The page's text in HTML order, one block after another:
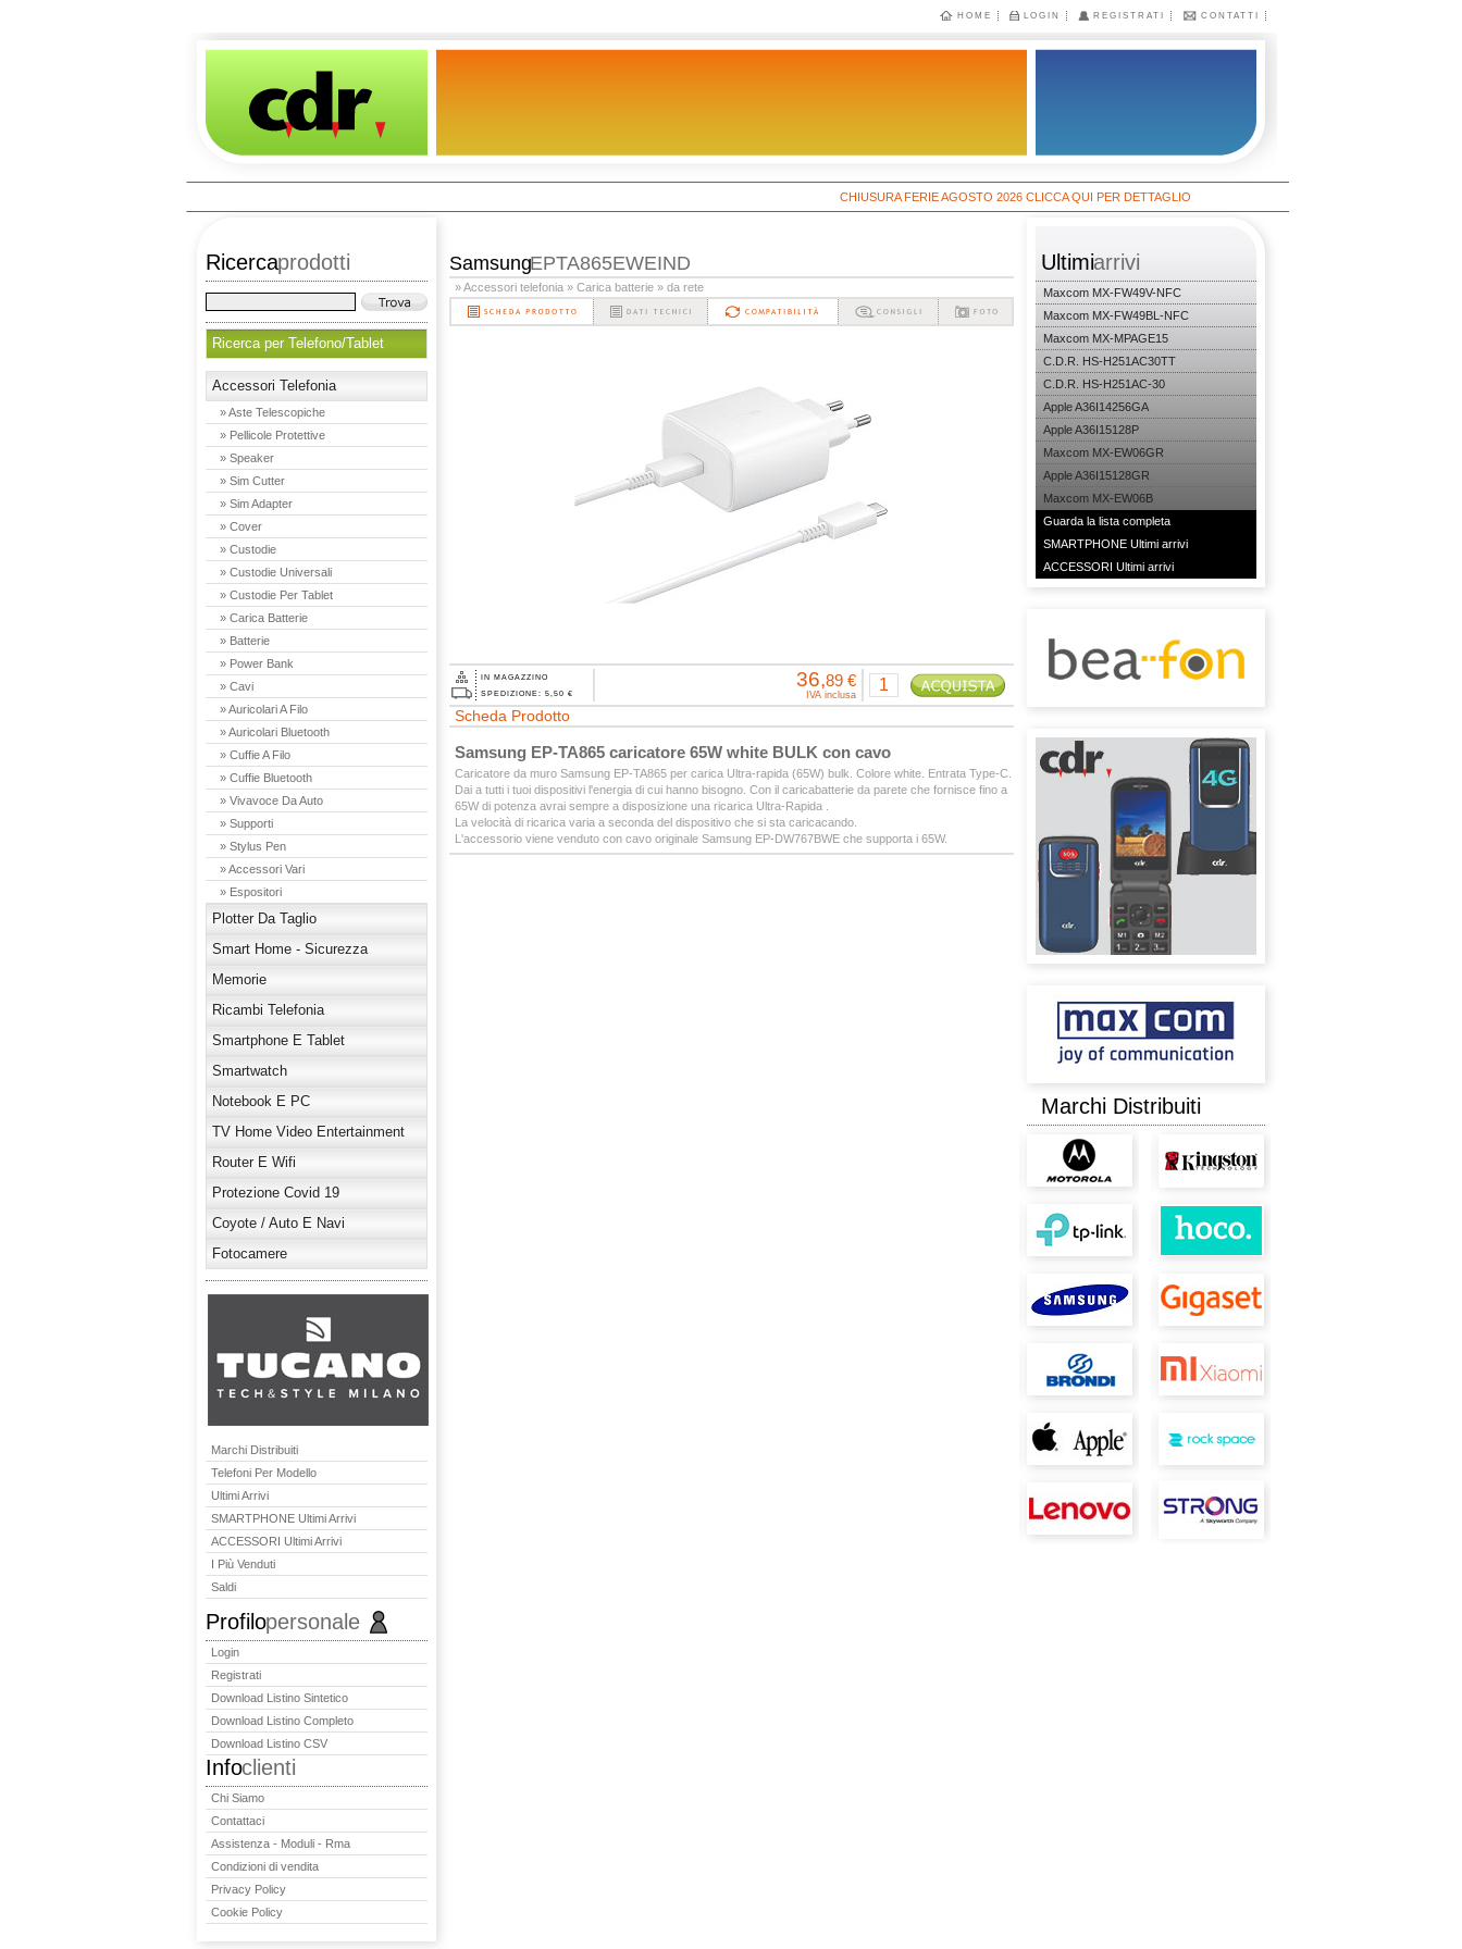
HOME LOGIN REGISTRATI CONTATTI
CHIUSURA FERIE AGOSTO 2026 CLICCA QUI PER DETTAGLIO
Ricercaprodotti
Ricerca per Telefono/Tablet
Accessori Telefonia
» Aste Telescopiche
» Pellicole Protettive
» Speaker
» Sim Cutter
» Sim Adapter
» Cover
» Custodie
» Custodie Universali
» Custodie Per Tablet
» Carica Batterie
» Batterie
» Power Bank
» Cavi
» Auricolari A Filo
» Auricolari Bluetooth
» Cuffie A Filo
» Cuffie Bluetooth
» Vivavoce Da Auto
» Supporti
» Stylus Pen
» Accessori Vari
» Espositori
Plotter Da Taglio
Smart Home - Sicurezza
Memorie
Ricambi Telefonia
Smartphone E Tablet
Smartwatch
Notebook E PC
TV Home Video Entertainment
Router E Wifi
Protezione Covid 19
Coyote / Auto E Navi
Fotocamere
Marchi Distribuiti
Telefoni Per Modello
Ultimi Arrivi
SMARTPHONE Ultimi Arrivi
ACCESSORI Ultimi Arrivi
I Più Venduti
Saldi
Profilopersonale
Login
Registrati
Download Listino Sintetico
Download Listino Completo
Download Listino CSV
Infoclienti
Chi Siamo
Contattaci
Assistenza - Moduli - Rma
Condizioni di vendita
Privacy Policy
Cookie Policy
SamsungEPTA865EWEIND
» Accessori telefonia » Carica batterie » da rete
IN MAGAZZINO
SPEDIZIONE: 5,50 €
36,89 €
IVA inclusa
Scheda Prodotto
Samsung EP-TA865 caricatore 65W white BULK con cavo
Caricatore da muro Samsung EP-TA865 per carica Ultra-rapida (65W) bulk. Colore white. Entrata Type-C.
Dai a tutti i tuoi dispositivi l'energia di cui hanno bisogno. Con il caricabatterie da parete che fornisce fino a
65W di potenza avrai sempre a disposizione una ricarica Ultra-Rapida .
La velocità di ricarica varia a seconda del dispositivo che si sta caricacando.
L'accessorio viene venduto con cavo originale Samsung EP-DW767BWE che supporta i 65W.
Ultimiarrivi
Maxcom MX-FW49V-NFC
Maxcom MX-FW49BL-NFC
Maxcom MX-MPAGE15
C.D.R. HS-H251AC30TT
C.D.R. HS-H251AC-30
Apple A36I14256GA
Apple A36I15128P
Maxcom MX-EW06GR
Apple A36I15128GR
Maxcom MX-EW06B
Guarda la lista completa
SMARTPHONE Ultimi arrivi
ACCESSORI Ultimi arrivi
Marchi Distribuiti